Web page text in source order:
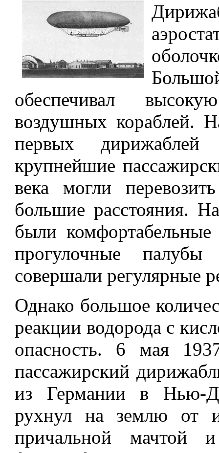
обеспечивал
воздушных кораблей.
первых
крупнейшие
века могли
большие расстояния.
были
прогулочные
совершали регулярные
Однако большое
реакции водорода с
опасность. 6 мая
пассажирский
из Германии в Нью-
рухнул на землю от
причальной мачтой